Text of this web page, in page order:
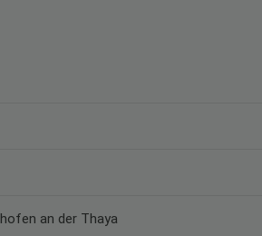
an der Thaya